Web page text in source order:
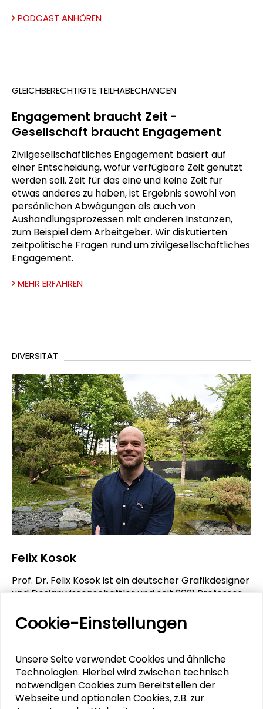
PODCAST ANHÖREN
GLEICHBERECHTIGTE TEILHABECHANCEN
Engagement braucht Zeit -
Gesellschaft braucht Engagement
Zivilgesellschaftliches Engagement basiert auf
einer Entscheidung, wofür verfügbare Zeit genutzt
werden soll. Zeit für das eine und keine Zeit für
etwas anderes zu haben, ist Ergebnis sowohl von
persönlichen Abwägungen als auch von
Aushandlungsprozessen mit anderen Instanzen,
zum Beispiel dem Arbeitgeber. Wir diskutierten
zeitpolitische Fragen rund um zivilgesellschaftliches
Engagement.
MEHR ERFAHREN
DIVERSITÄT
Felix Kosok
Prof. Dr. Felix Kosok ist ein deutscher Grafikdesigner
und Designwissenschaftler und seit 2021 Professor
MEHR ERFAHREN
RELIGION
Cookie-Einstellungen
Unsere Seite verwendet Cookies und ähnliche
Technologien. Hierbei wird zwischen technisch
notwendigen Cookies zum Bereitstellen der
Webseite und optionalen Cookies, z.B. zur